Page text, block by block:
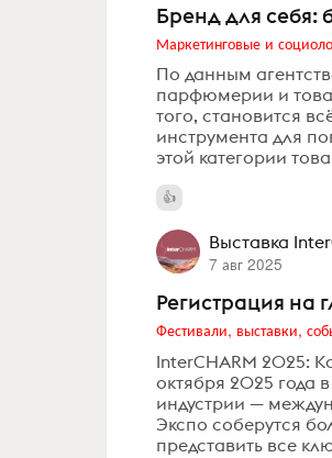
Бренд для себя:
Маркетинговые и
По данным
парфюмерии и
того, становится
инструмента для
этой категории
Выставка
7 авг 2025
Регистрация на
Фестивали, выставки,
InterCHARM 2025:
октября 2025 года
индустрии —
Экспо соберутся
представить все